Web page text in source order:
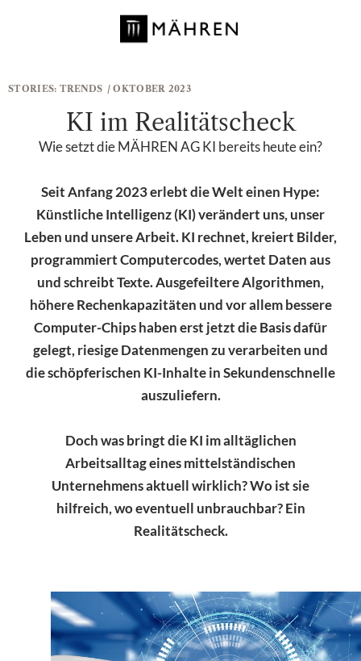
STORIES: TRENDS / OKTOBER 2023
KI im Realitätscheck
Wie setzt die MÄHREN AG KI bereits heute ein?
Seit Anfang 2023 erlebt die Welt einen Hype:
Künstliche Intelligenz (KI) verändert uns, unser
Leben und unsere Arbeit. KI rechnet, kreiert Bilder,
programmiert Computercodes, wertet Daten aus
und schreibt Texte. Ausgefeiltere Algorithmen,
höhere Rechenkapazitäten und vor allem bessere
Computer-Chips haben erst jetzt die Basis dafür
gelegt, riesige Datenmengen zu verarbeiten und
die schöpferischen KI-Inhalte in Sekundenschnelle
auszuliefern.
Doch was bringt die KI im alltäglichen
Arbeitsalltag eines mittelständischen
Unternehmens aktuell wirklich? Wo ist sie
hilfreich, wo eventuell unbrauchbar? Ein
Realitätscheck.